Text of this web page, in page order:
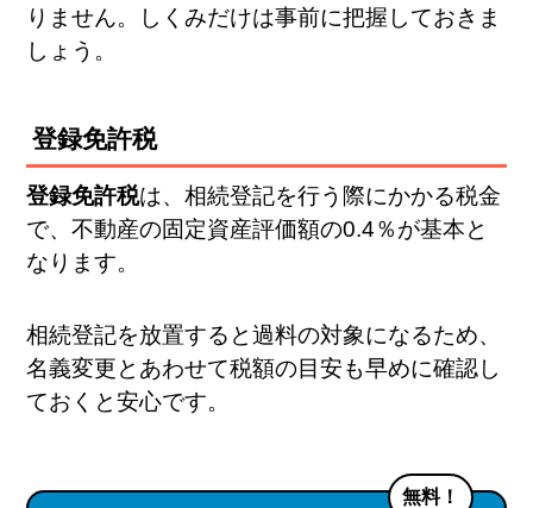
りません。しくみだけは事前に把握しておきま
しょう。
登録免許税
登録免許税は、相続登記を行う際にかかる税金
で、不動産の固定資産評価額の0.4％が基本と
なります。
相続登記を放置すると過料の対象になるため、
名義変更とあわせて税額の目安も早めに確認し
ておくと安心です。
無料！